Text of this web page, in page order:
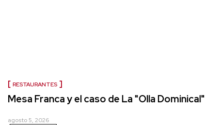
RESTAURANTES
Mesa Franca y el caso de La "Olla Dominical"
agosto 5, 2026